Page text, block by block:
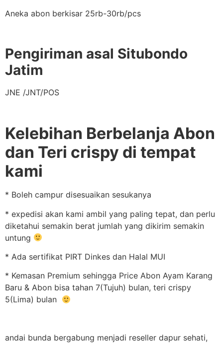
Aneka abon berkisar 25rb-30rb/pcs
Pengiriman asal Situbondo
Jatim
JNE /JNT/POS
Kelebihan Berbelanja Abon
dan Teri crispy di tempat
kami
* Boleh campur disesuaikan sesukanya
* expedisi akan kami ambil yang paling tepat, dan perlu
diketahui semakin berat jumlah yang dikirim semakin
untung
* Ada sertifikat PIRT Dinkes dan Halal MUI
* Kemasan Premium sehingga Price Abon Ayam Karang
Baru & Abon bisa tahan 7(Tujuh) bulan, teri crispy
5(Lima) bulan
andai bunda bergabung menjadi reseller dapur sehati,